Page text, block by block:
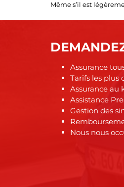
Même s’il est
Assurance
Tarifs les
Assurance au
Assistance
Gestion des
Nous nous